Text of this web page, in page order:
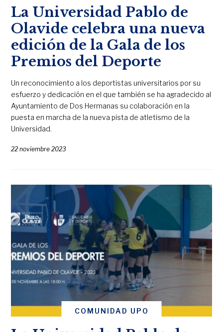
La Universidad Pablo de
Olavide celebra una nueva
edición de la Gala de los
Premios del Deporte
Un reconocimiento a los deportistas universitarios por su
esfuerzo y dedicación en el que también se ha agradecido al
Ayuntamiento de Dos Hermanas su colaboración en la
puesta en marcha de la nueva pista de atletismo de la
Universidad.
22 noviembre 2023
COMUNIDAD UPO